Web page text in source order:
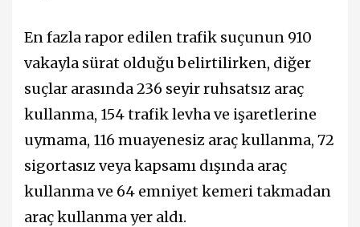
En fazla rapor edilen trafik suçunun 910
vakayla sürat olduğu belirtilirken, diğer
suçlar arasında 236 seyir ruhsatsız araç
kullanma, 154 trafik levha ve işaretlerine
uymama, 116 muayenesiz araç kullanma, 72
sigortasız veya kapsamı dışında araç
kullanma ve 64 emniyet kemeri takmadan
araç kullanma yer aldı.